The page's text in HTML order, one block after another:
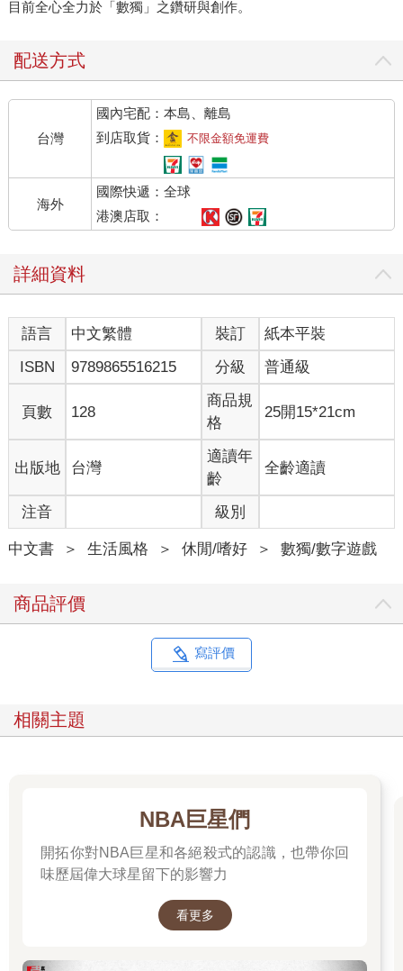
目前全心全力於「數獨」之鑽研與創作。
配送方式
台灣
國內宅配：本島、離島
到店取貨：
不限金額免運費
海外
國際快遞：全球
港澳店取：
詳細資料
語言 中文繁體 裝訂
紙本平裝
ISBN
9789865516215 分級 普通級
頁數 128
商品規
格
25開15*21cm
出版地 台灣
適讀年
齡
全齡適讀
注音 級別
中文書 ＞ 生活風格 ＞ 休閒/嗜好 ＞ 數獨/數字遊戲
商品評價
寫評價
相關主題
NBA巨星們
開拓你對NBA巨星和各絕殺式的認識，也帶你回
味歷屆偉大球星留下的影響力
看更多